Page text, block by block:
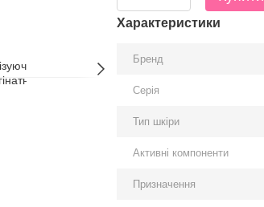
Характеристики
Бренд
Серія
Тип шкіри
Активні компоненти
Призначення